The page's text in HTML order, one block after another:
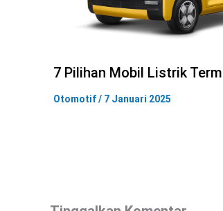
7 Pilihan Mobil Listrik
Otomotif/ 7 Januari 2025